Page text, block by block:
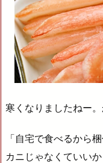
寒くなりましたねー
「自宅で食べるから
カニじゃなくていい